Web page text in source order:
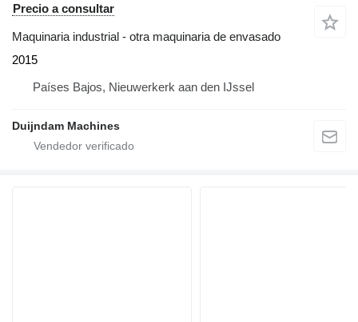
Precio a consultar
Maquinaria industrial - otra maquinaria de envasado
2015
Países Bajos, Nieuwerkerk aan den IJssel
Duijndam Machines